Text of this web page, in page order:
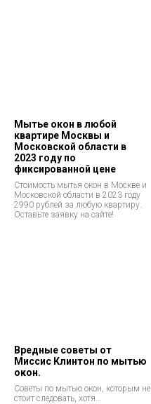
Мытье окон в любой
квартире Москвы и
Московской области в
2023 году по
фиксированной цене
Стоимость мытья окон в Москве и
Московской области в 2023 году
2990 рублей за любую квартиру.
Оставьте заявку на сайте!
Вредные советы от
Миссис Клинтон по мытью
окон.
Советы по мытью окон, которым не
стоит следовать, хотя...